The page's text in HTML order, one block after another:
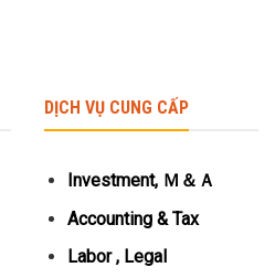
DỊCH VỤ CUNG CẤP
Investment, Ｍ＆Ａ
Accounting & Tax
Labor , Legal